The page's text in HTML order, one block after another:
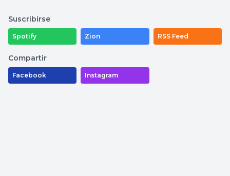
Suscribirse
Spotify Zion RSS Feed
Compartir
Facebook Instagram